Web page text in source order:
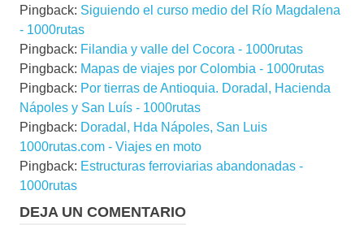
Pingback: Siguiendo el curso medio del Río Magdalena
- 1000rutas
Pingback: Filandia y valle del Cocora - 1000rutas
Pingback: Mapas de viajes por Colombia - 1000rutas
Pingback: Por tierras de Antioquia. Doradal, Hacienda
Nápoles y San Luís - 1000rutas
Pingback: Doradal, Hda Nápoles, San Luis
1000rutas.com - Viajes en moto
Pingback: Estructuras ferroviarias abandonadas -
1000rutas
DEJA UN COMENTARIO